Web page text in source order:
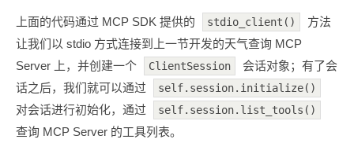
上面的代码通过 MCP SDK 提供的 stdio_client()
方法
让我们以 stdio 方式连接到上一节开发的天气查询 MCP
Server 上，并创建一个
ClientSession
会话对象；有了会
话之后，我们就可以通过
self.session.initialize()
对会话进行初始化，通过 self.session.list_tools()
查询 MCP Server 的工具列表。